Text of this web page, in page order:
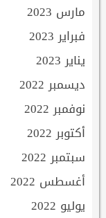
مارس 2023
فبراير 2023
يناير 2023
ديسمبر 2022
نوفمبر 2022
أكتوبر 2022
سبتمبر 2022
أغسطس 2022
يوليو 2022